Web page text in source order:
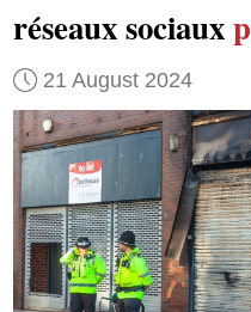
réseaux sociaux
21 August 2024